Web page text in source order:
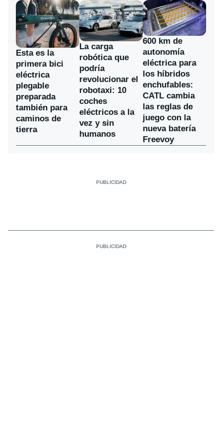
Esta es la
primera bici
eléctrica
plegable
preparada
también para
caminos de
tierra
La carga
robótica que
podría
revolucionar el
robotaxi: 10
coches
eléctricos a la
vez y sin
humanos
600 km de
autonomía
eléctrica para
los híbridos
enchufables:
CATL cambia
las reglas de
juego con la
nueva batería
Freevoy